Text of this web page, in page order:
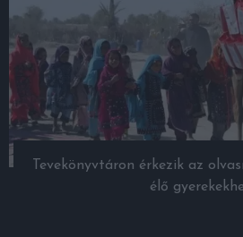
Tevekönyvtáron érkezik az
élő